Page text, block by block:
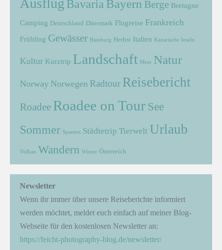
Ausflug Bavaria Bayern Berge Bretagne
Camping Deutschland Dänemark Flugreise Frankreich
Frühling Gewässer Hamburg Herbst Italien Kanarische Inseln
Kultur Kurztrip Landschaft Meer Natur
Norway Norwegen Radtour Reisebericht
Roadee Roadee on Tour See
Sommer Spanien Städtetrip Tierwelt Urlaub
Vulkan Wandern Winter Österreich
Newsletter
Wenn ihr immer über unsere Reiseberichte informiert
werden möchtet, meldet euch einfach auf meiner Blog-
Webseite für den kostenlosen Newsletter an:
https://feicht-photography-blog.de/newsletter/